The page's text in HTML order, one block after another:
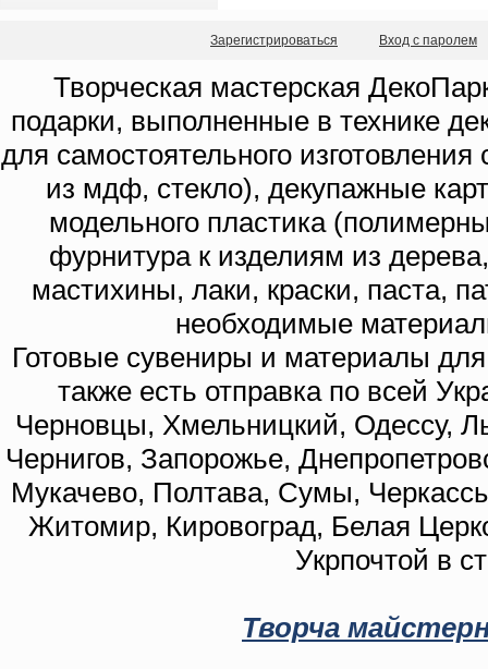
Зарегистрироваться Вход с паролем
Творческая мастерская
подарки, выполненные в технике
для самостоятельного
из мдф, стекло), декупажные
модельного пластика
фурнитура к изделиям из
мастихины, лаки, краски, паста,
необходимые
Готовые сувениры и материалы
также есть отправка по всей
Черновцы, Хмельницкий, Одессу,
Чернигов, Запорожье,
Мукачево, Полтава, Сумы,
Житомир, Кировоград, Белая
Укрпочтой в
Творча